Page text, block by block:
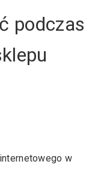
podczas
w